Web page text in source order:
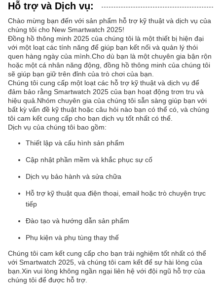
Hỗ trợ và Dịch vụ:
Chào mừng bạn đến với sản phẩm hỗ trợ kỹ thuật và dịch vụ của
chúng tôi cho New Smartwatch 2025!
Đồng hồ thông minh 2025 của chúng tôi là một thiết bị hiện đại
với một loạt các tính năng để giúp bạn kết nối và quản lý thói
quen hàng ngày của mình.Cho dù bạn là một chuyên gia bận rộn
hoặc một cá nhân năng động, đồng hồ thông minh của chúng tôi
sẽ giúp bạn giữ trên đỉnh của trò chơi của bạn.
Chúng tôi cung cấp một loạt các hỗ trợ kỹ thuật và dịch vụ để
đảm bảo rằng Smartwatch 2025 của bạn hoạt động trơn tru và
hiệu quả.Nhóm chuyên gia của chúng tôi sẵn sàng giúp bạn với
bất kỳ vấn đề kỹ thuật hoặc câu hỏi nào bạn có thể có, và chúng
tôi cam kết cung cấp cho bạn dịch vụ tốt nhất có thể.
Dịch vụ của chúng tôi bao gồm:
Thiết lập và cấu hình sản phẩm
Cập nhật phần mềm và khắc phục sự cố
Dịch vụ bảo hành và sửa chữa
Hỗ trợ kỹ thuật qua điện thoại, email hoặc trò chuyện trực
tiếp
Đào tạo và hướng dẫn sản phẩm
Phụ kiện và phụ tùng thay thế
Chúng tôi cam kết cung cấp cho bạn trải nghiệm tốt nhất có thể
với Smartwatch 2025, và chúng tôi cam kết để sự hài lòng của
bạn.Xin vui lòng không ngần ngại liên hệ với đội ngũ hỗ trợ của
chúng tôi để được hỗ trợ.